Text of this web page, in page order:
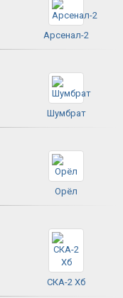
Арсенал-2
Шумбрат
Орёл
СКА-2 Хб